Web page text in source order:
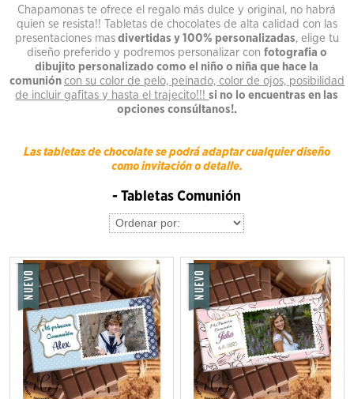
Chapamonas te ofrece el regalo más dulce y original, no habrá
quien se resista!! Tabletas de chocolates de alta calidad con las
presentaciones masdivertidas y 100% personalizadas, elige tu
diseño preferido y podremos personalizar con fotografia o
dibujito personalizado como el niño o niña que hace la
comunión con su color de pelo, peinado, color de ojos, posibilidad
de incluir gafitas y hasta el trajecito!!!si no lo encuentras en las
opciones consúltanos!.
Las tabletas de chocolate se podrá adaptar cualquier diseño
como invitación o detalle.
- Tabletas Comunión